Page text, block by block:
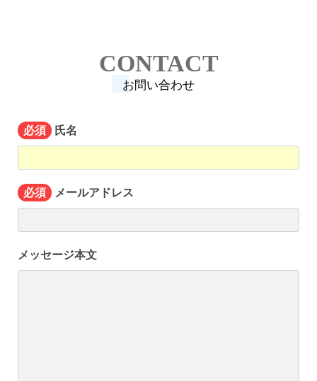
CONTACT
お問い合わせ
必須 氏名
必須 メールアドレス
メッセージ本文